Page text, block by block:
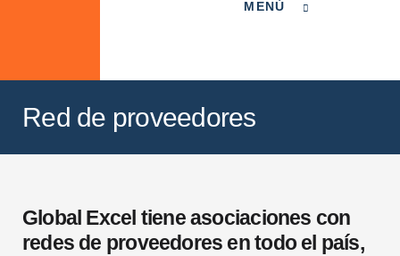
MENÚ
Red de proveedores
Global Excel tiene asociaciones con
redes de proveedores en todo el país,